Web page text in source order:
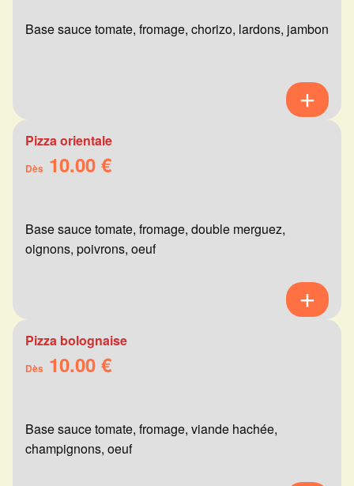
Base sauce tomate, fromage, chorizo, lardons, jambon
Pizza orientale
Dès 10.00 €
Base sauce tomate, fromage, double merguez,
oignons, poivrons, oeuf
Pizza bolognaise
Dès 10.00 €
Base sauce tomate, fromage, viande hachée,
champignons, oeuf